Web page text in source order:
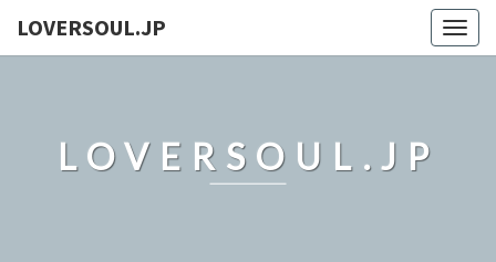
LOVERSOUL.JP
LOVERSOUL.JP